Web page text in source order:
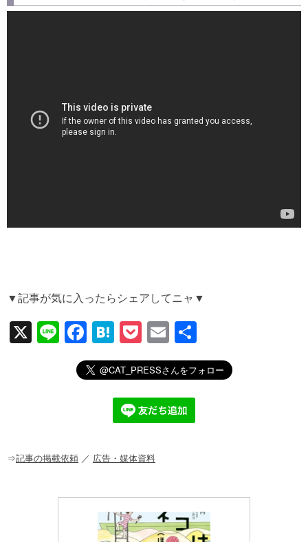
▼記事が気に入ったらシェアしてニャ▼
X
Li
F
a
c
o
H
at
e
n
a
P
o
ck
et
E
m
ail
有
⇒記事の掲載依頼 ／ 広告・媒体資料